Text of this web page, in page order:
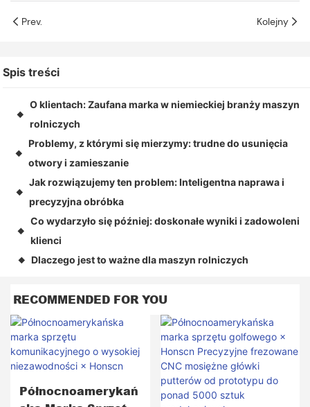
Prev. Kolejny
Spis treści
◆
O klientach: Zaufana marka w niemieckiej branży maszyn
rolniczych
◆
Problemy, z którymi się mierzymy: trudne do usunięcia
otwory i zamieszanie
◆
Jak rozwiązujemy ten problem: Inteligentna naprawa i
precyzyjna obróbka
◆
Co wydarzyło się później: doskonałe wyniki i zadowoleni
klienci
◆ Dlaczego jest to ważne dla maszyn rolniczych
RECOMMENDED FOR YOU
Północnoamerykań